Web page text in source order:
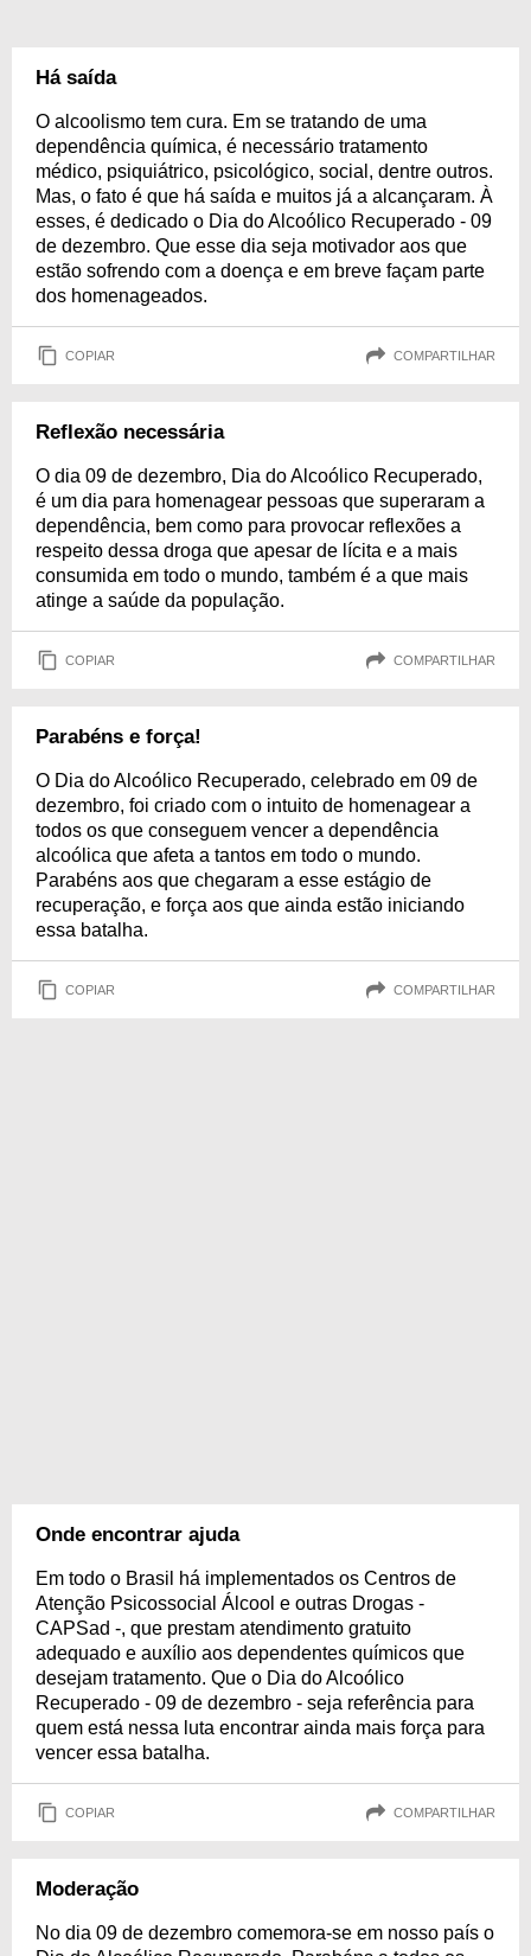
Há saída
O alcoolismo tem cura. Em se tratando de uma
dependência química, é necessário tratamento
médico, psiquiátrico, psicológico, social, dentre outros.
Mas, o fato é que há saída e muitos já a alcançaram. À
esses, é dedicado o Dia do Alcoólico Recuperado - 09
de dezembro. Que esse dia seja motivador aos que
estão sofrendo com a doença e em breve façam parte
dos homenageados.
COPIAR COMPARTILHAR
Reflexão necessária
O dia 09 de dezembro, Dia do Alcoólico Recuperado,
é um dia para homenagear pessoas que superaram a
dependência, bem como para provocar reflexões a
respeito dessa droga que apesar de lícita e a mais
consumida em todo o mundo, também é a que mais
atinge a saúde da população.
COPIAR COMPARTILHAR
Parabéns e força!
O Dia do Alcoólico Recuperado, celebrado em 09 de
dezembro, foi criado com o intuito de homenagear a
todos os que conseguem vencer a dependência
alcoólica que afeta a tantos em todo o mundo.
Parabéns aos que chegaram a esse estágio de
recuperação, e força aos que ainda estão iniciando
essa batalha.
COPIAR COMPARTILHAR
Onde encontrar ajuda
Em todo o Brasil há implementados os Centros de
Atenção Psicossocial Álcool e outras Drogas -
CAPSad -, que prestam atendimento gratuito
adequado e auxílio aos dependentes químicos que
desejam tratamento. Que o Dia do Alcoólico
Recuperado - 09 de dezembro - seja referência para
quem está nessa luta encontrar ainda mais força para
vencer essa batalha.
COPIAR COMPARTILHAR
Moderação
No dia 09 de dezembro comemora-se em nosso país o